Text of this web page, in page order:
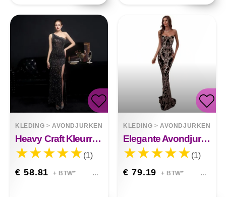
KLEDING >AVONDJURKEN
Heavy Craft Kleurrijke Feestavond Jurk Mckenna
(1)
€ 58.81 + BTW*
KLEDING >AVONDJURKEN
Elegante Avondjurk Met Fishtail Voor Dames Jocelyn
(1)
€ 79.19 + BTW*